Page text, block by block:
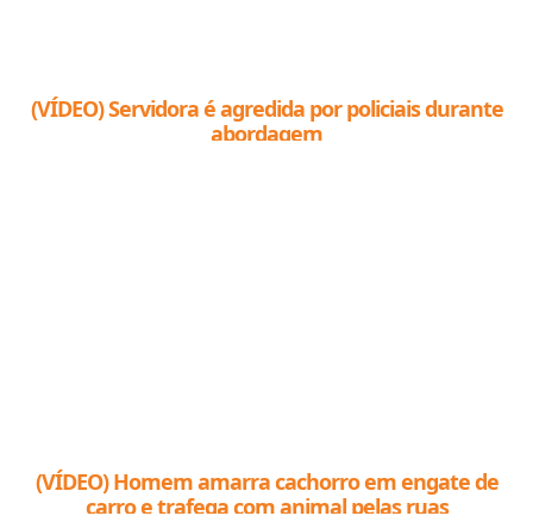
(VÍDEO) Servidora é agredida por policiais durante
abordagem
(VÍDEO) Homem amarra cachorro em engate de
carro e trafega com animal pelas ruas